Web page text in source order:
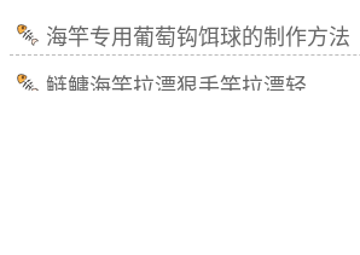
海竿专用葡萄钩饵球的制作方法
鲢鳙海竿拉漂狠手竿拉漂轻